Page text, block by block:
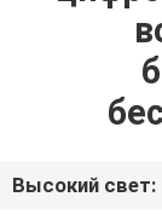
Высокий свет: